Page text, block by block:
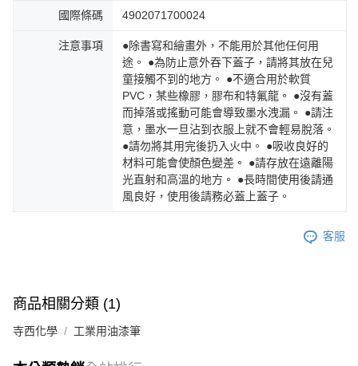
國際條碼 4902071700024
注意事項
●除書寫和繪畫外，不能用於其他任何用
途。 ●為防止意外吞下蓋子，請將其放在兒
童接觸不到的地方。 ●不適合用於軟質
PVC，某些橡膠，膠布和特氟龍。 ●沒有蓋
而掉落或搖動可能會導致墨水洩漏。 ●請注
意，墨水一旦沾到衣服上就不會輕易脫落。
●請勿將其用完後扔入火中。 ●吸收良好的
材料可能會使顏色變差。 ●請存放在遠離陽
光直射和高溫的地方。 ●長時間使用後請通
風良好，使用後請務必蓋上蓋子。
客服
商品相關分類 (1)
寺西化學 工業用油漆筆